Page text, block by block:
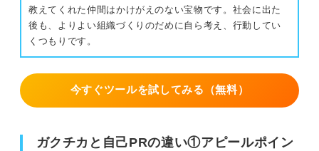
教えてくれた仲間はかけがえのない宝物です。社会に出た
後も、よりよい組織づくりのだめに自ら考え、行動してい
くつもりです。
今すぐツールを試してみる（無料）
ガクチカと自己PRの違い①アピールポイン